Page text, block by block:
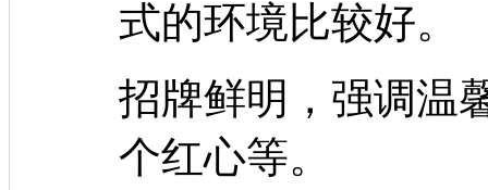
式的环境比较好。
招牌鲜明，强调温
个红心等。